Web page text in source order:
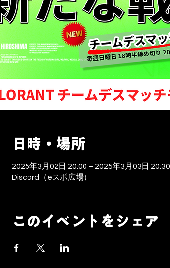
日時・場所
2025年3月02日 20:00 – 2025年3月03日 20:30
Discord（eスポ広場）
このイベントをシェア